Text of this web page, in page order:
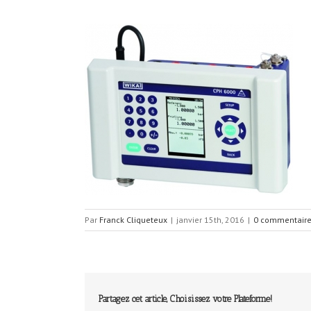
Par Franck Cliqueteux | janvier 15th, 2016 | 0 commentaire
Partagez cet article, Choisissez votre Plateforme!